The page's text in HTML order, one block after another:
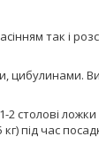
так і
цибулинами.
столові ложки
кг) під час